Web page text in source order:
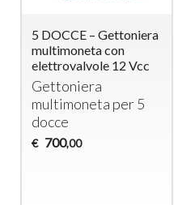
5 DOCCE – Gettoniera
multimoneta con
elettrovalvole 12 Vcc
Gettoniera
multimoneta per 5
docce
€ 700,00